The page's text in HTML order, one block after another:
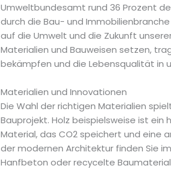
Umweltbundesamt rund 36 Prozent
durch die Bau- und
auf die Umwelt und die Zukunft
Materialien und Bauweisen setzen,
bekämpfen und die Lebensqualität in
Materialien und Innovationen
Die Wahl der richtigen Materialien
Bauprojekt. Holz beispielsweise ist
Material, das CO2 speichert und eine
der modernen Architektur finden Sie
Hanfbeton oder recycelte